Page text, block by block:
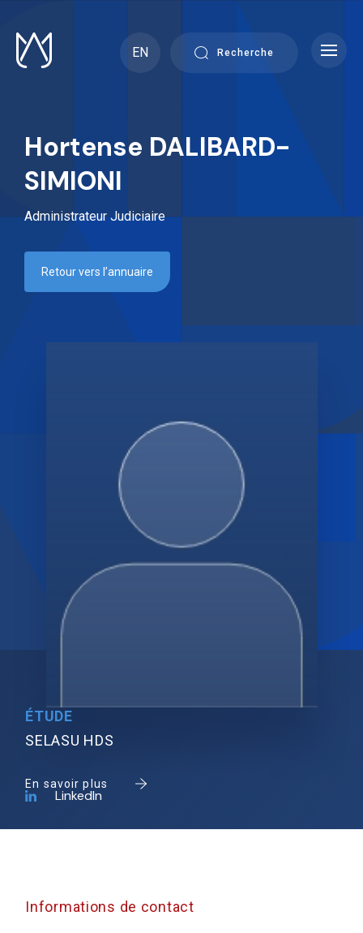
content
EN
Recherche
Hortense DALIBARD-
SIMIONI
Administrateur Judiciaire
Retour vers l’annuaire
ÉTUDE
SELASU HDS
En savoir plus
LinkedIn
Informations de contact